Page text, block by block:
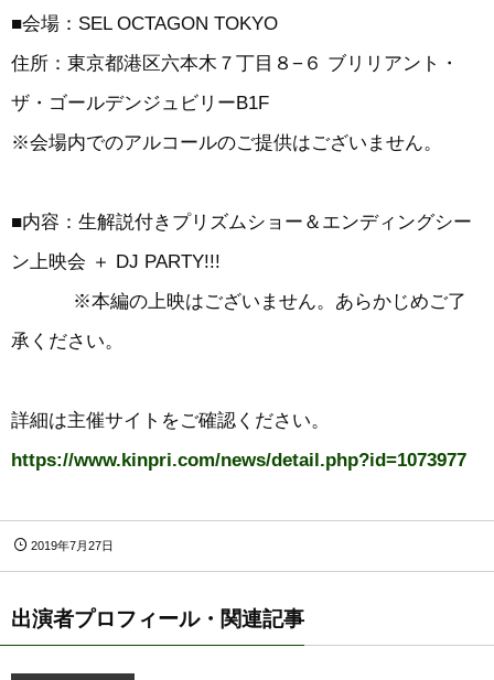
■会場：SEL OCTAGON TOKYO
住所：東京都港区六本木７丁目８−６ ブリリアント・
ザ・ゴールデンジュビリーB1F
※会場内でのアルコールのご提供はございません。
■内容：生解説付きプリズムショー＆エンディングシー
ン上映会 ＋ DJ PARTY!!!
※本編の上映はございません。あらかじめご了
承ください。
詳細は主催サイトをご確認ください。
https://www.kinpri.com/news/detail.php?id=1073977
2019年7月27日
出演者プロフィール・関連記事